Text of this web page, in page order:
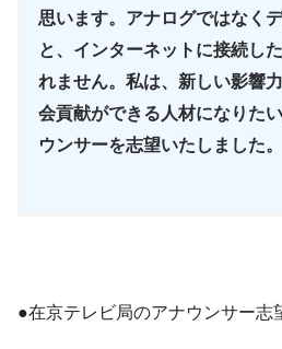
思います。アナログではなく
と、インターネットに接続し
れません。私は、新しい影響
会貢献ができる人材になりた
ウンサーを志望いたしました。
●在京テレビ局のアナウンサー志